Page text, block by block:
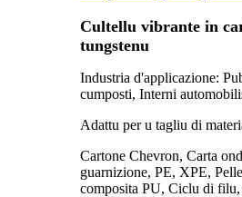
Cultellu vibrante in
tungstenu
Industria d'applicazione:
cumposti, Interni
Adattu per u tagliu di
Cartone Chevron, Carta
guarnizione, PE, XPE,
composita PU, Ciclu di filu,